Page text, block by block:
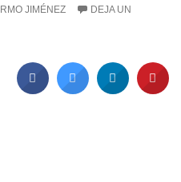
JIMÉNEZ
DEJA UN